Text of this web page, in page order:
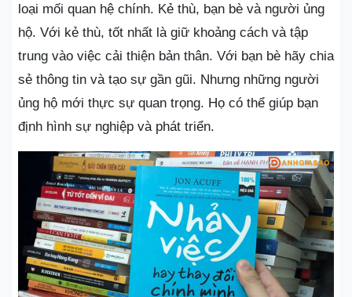
loại mối quan hệ chính. Kẻ thù, bạn bè và người ủng
hộ. Với kẻ thù, tốt nhất là giữ khoảng cách và tập
trung vào việc cải thiện bản thân. Với bạn bè hãy chia
sẻ thông tin và tạo sự gần gũi. Nhưng những người
ủng hộ mới thực sự quan trọng. Họ có thể giúp bạn
định hình sự nghiệp và phát triển.